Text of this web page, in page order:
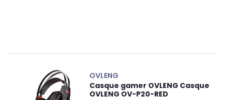
OVLENG
Casque gamer OVLENG Casque
OVLENG OV-P20-RED